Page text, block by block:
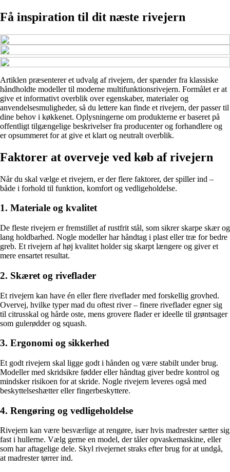
Få inspiration til dit næste rivejern
Artiklen præsenterer et udvalg af rivejern, der spænder fra klassiske
håndholdte modeller til moderne multifunktionsrivejern. Formålet er at
give et informativt overblik over egenskaber, materialer og
anvendelsesmuligheder, så du lettere kan finde et rivejern, der passer til
dine behov i køkkenet. Oplysningerne om produkterne er baseret på
offentligt tilgængelige beskrivelser fra producenter og forhandlere og
er opsummeret for at give et klart og neutralt overblik.
Faktorer at overveje ved køb af rivejern
Når du skal vælge et rivejern, er der flere faktorer, der spiller ind –
både i forhold til funktion, komfort og vedligeholdelse.
1. Materiale og kvalitet
De fleste rivejern er fremstillet af rustfrit stål, som sikrer skarpe skær og
lang holdbarhed. Nogle modeller har håndtag i plast eller træ for bedre
greb. Et rivejern af høj kvalitet holder sig skarpt længere og giver et
mere ensartet resultat.
2. Skæret og riveflader
Et rivejern kan have én eller flere riveflader med forskellig grovhed.
Overvej, hvilke typer mad du oftest river – finere riveflader egner sig
til citrusskal og hårde oste, mens grovere flader er ideelle til grøntsager
som gulerødder og squash.
3. Ergonomi og sikkerhed
Et godt rivejern skal ligge godt i hånden og være stabilt under brug.
Modeller med skridsikre fødder eller håndtag giver bedre kontrol og
mindsker risikoen for at skride. Nogle rivejern leveres også med
beskyttelseshætter eller fingerbeskyttere.
4. Rengøring og vedligeholdelse
Rivejern kan være besværlige at rengøre, især hvis madrester sætter sig
fast i hullerne. Vælg gerne en model, der tåler opvaskemaskine, eller
som har aftagelige dele. Skyl rivejernet straks efter brug for at undgå,
at madrester tørrer ind.